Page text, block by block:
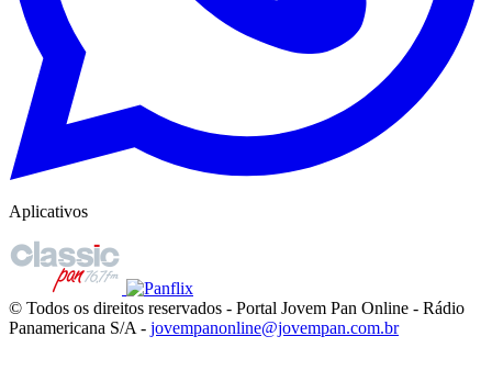
Aplicativos
© Todos os direitos reservados - Portal Jovem Pan Online - Rádio
Panamericana S/A - jovempanonline@jovempan.com.br